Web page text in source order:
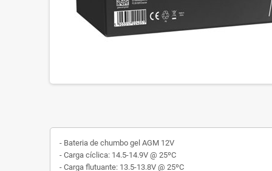
- Bateria de chumbo gel AGM 12V
- Carga cíclica: 14.5-14.9V @ 25ºC
- Carga flutuante: 13.5-13.8V @ 25ºC